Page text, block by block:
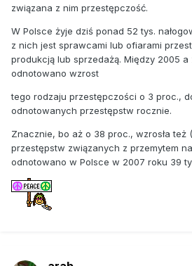
związana z nim przestępczość.
W Polsce żyje dziś ponad 52 tys.
z nich jest sprawcami lub ofiarami
produkcją lub sprzedażą. Między 2005 a
odnotowano wzrost
tego rodzaju przestępczości o 3 proc.,
odnotowanych przestępstw rocznie.
Znacznie, bo aż o 38 proc., wzrosła też
przestępstw związanych z przemytem
odnotowano w Polsce w 2007 roku 39